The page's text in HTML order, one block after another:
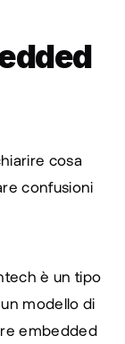
cosa
confusioni
è un tipo
modello di
embedded